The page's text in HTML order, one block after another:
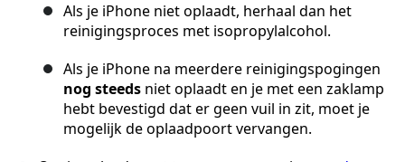
Als je iPhone niet oplaadt, herhaal dan het
reinigingsproces met isopropylalcohol.
Als je iPhone na meerdere reinigingspogingen
nog steeds niet oplaadt en je met een zaklamp
hebt bevestigd dat er geen vuil in zit, moet je
mogelijk de oplaadpoort vervangen.